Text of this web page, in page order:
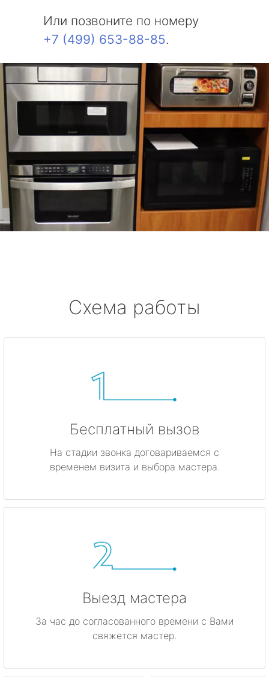
Или позвоните по номеру
+7 (499) 653-88-85.
Схема работы
Бесплатный вызов
На стадии звонка договариваемся с
временем визита и выбора мастера.
Выезд мастера
За час до согласованного времени с Вами
свяжется мастер.